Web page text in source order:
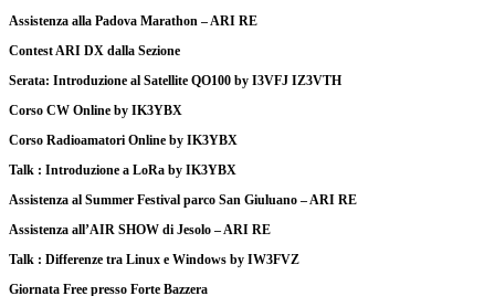
Assistenza alla Padova Marathon – ARI RE
Contest ARI DX dalla Sezione
Serata: Introduzione al Satellite QO100 by I3VFJ IZ3VTH
Corso CW Online by IK3YBX
Corso Radioamatori Online by IK3YBX
Talk : Introduzione a LoRa by IK3YBX
Assistenza al Summer Festival parco San Giuluano – ARI RE
Assistenza all’AIR SHOW di Jesolo – ARI RE
Talk : Differenze tra Linux e Windows by IW3FVZ
Giornata Free presso Forte Bazzera